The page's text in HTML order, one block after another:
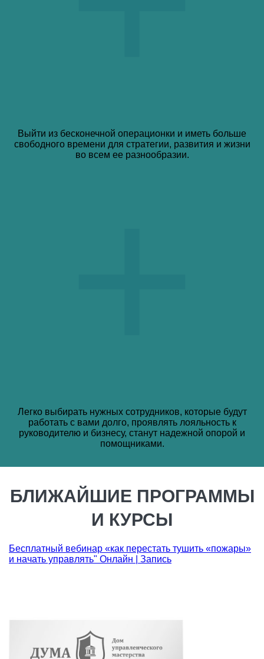
Выйти из бесконечной операционки и иметь больше
свободного времени для стратегии, развития и жизни
во всем ее разнообразии.
Легко выбирать нужных сотрудников, которые будут
работать с вами долго, проявлять лояльность к
руководителю и бизнесу, станут надежной опорой и
помощниками.
БЛИЖАЙШИЕ ПРОГРАММЫ
И КУРСЫ
Бесплатный вебинар «как перестать тушить «пожары»
и начать управлять" Онлайн | Запись